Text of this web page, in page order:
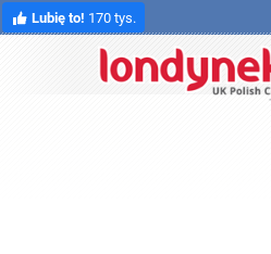
Lubię to! 170 tys.